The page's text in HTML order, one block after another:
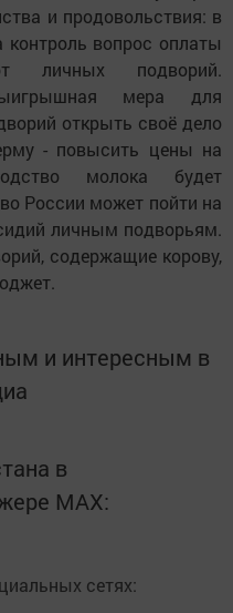
и продовольствия: в
контроль вопрос оплаты
личных подворий.
мера для
открыть своё дело
- повысить цены на
молока будет
России может пойти на
личным подворьям.
содержащие корову,
и интересным в
в
MАХ:
сетях: